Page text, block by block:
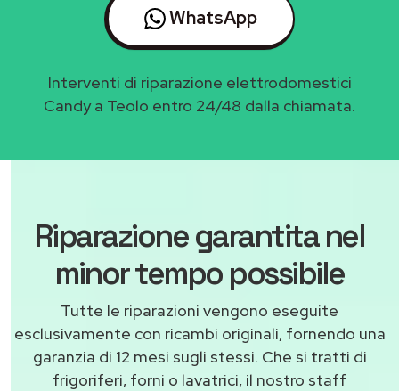
WhatsApp
Interventi di riparazione elettrodomestici
Candy a Teolo entro 24/48 dalla chiamata.
Riparazione garantita nel
minor tempo possibile
Tutte le riparazioni vengono eseguite
esclusivamente con ricambi originali, fornendo una
garanzia di 12 mesi sugli stessi. Che si tratti di
frigoriferi, forni o lavatrici, il nostro staff